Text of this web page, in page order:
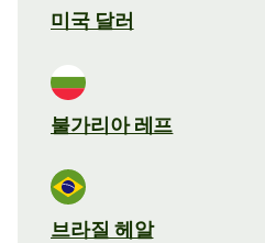
미국 달러
불가리아 레프
브라질 헤알